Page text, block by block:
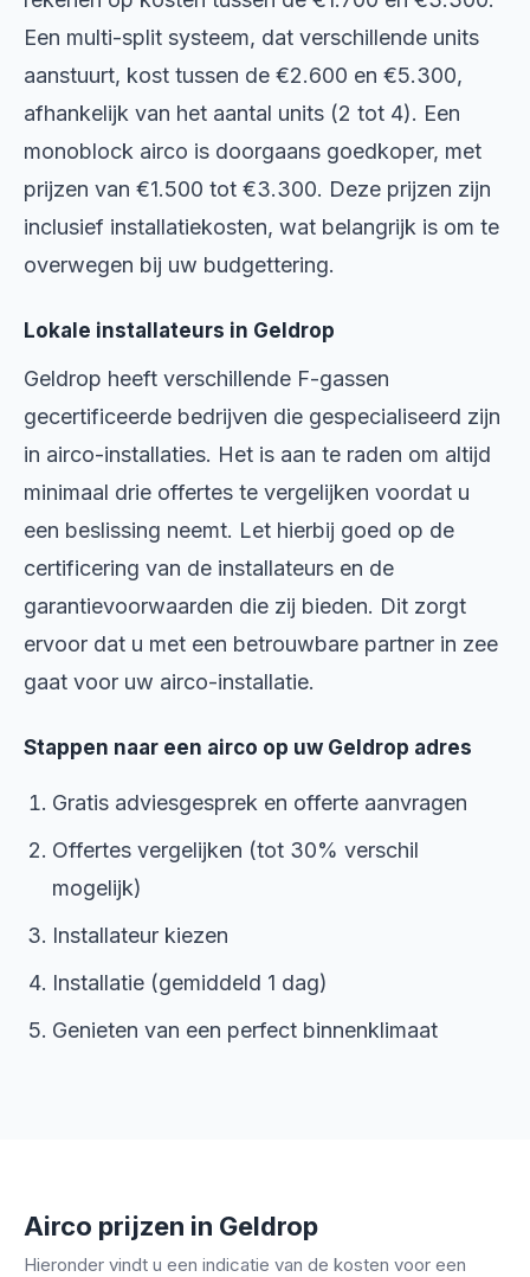
Een multi-split systeem, dat verschillende units
aanstuurt, kost tussen de €2.600 en €5.300,
afhankelijk van het aantal units (2 tot 4). Een
monoblock airco is doorgaans goedkoper, met
prijzen van €1.500 tot €3.300. Deze prijzen zijn
inclusief installatiekosten, wat belangrijk is om te
overwegen bij uw budgettering.
Lokale installateurs in Geldrop
Geldrop heeft verschillende F-gassen
gecertificeerde bedrijven die gespecialiseerd zijn
in airco-installaties. Het is aan te raden om altijd
minimaal drie offertes te vergelijken voordat u
een beslissing neemt. Let hierbij goed op de
certificering van de installateurs en de
garantievoorwaarden die zij bieden. Dit zorgt
ervoor dat u met een betrouwbare partner in zee
gaat voor uw airco-installatie.
Stappen naar een airco op uw Geldrop adres
Gratis adviesgesprek en offerte aanvragen
Offertes vergelijken (tot 30% verschil
mogelijk)
Installateur kiezen
Installatie (gemiddeld 1 dag)
Genieten van een perfect binnenklimaat
Airco prijzen in Geldrop
Hieronder vindt u een indicatie van de kosten voor een